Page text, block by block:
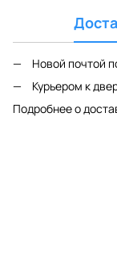
Новой почтой
Курьером к
Подробнее о